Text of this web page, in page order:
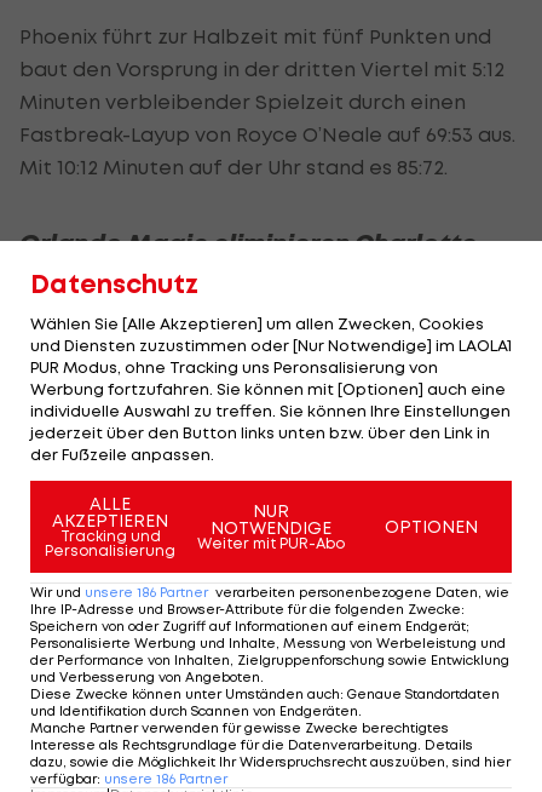
Phoenix führt zur Halbzeit mit fünf Punkten und
baut den Vorsprung in der dritten Viertel mit 5:12
Minuten verbleibender Spielzeit durch einen
Fastbreak-Layup von Royce O’Neale auf 69:53 aus.
Mit 10:12 Minuten auf der Uhr stand es 85:72.
Orlando Magic eliminieren Charlotte
Hornets
Paolo Banchero erzielt 25 Punkte und Orlando
baut in der ersten Halbzeit einen Vorsprung von
35 Punkten auf, um Charlotte in einem Play-in-
Spiel zu überrollen und sich für ein Erstrunden-
Playoff-Duell gegen die Detroit Pistons zu
qualifizieren.
Die Magic sichern sich den achten Platz in den
Playoffs und werden ihre Best-of-Seven-Serie am
Sonntag in Detroit beginnen.
LaMelo Ball erzielt 21 seiner 23 Punkte im dritten
Viertel für Charlotte.
Banchero erzielt 12 Punkte und Wendell Carter Jr.
steuert 10 bei, als die Hornets im ersten Viertel 5
Datenschutz
Wählen Sie [Alle Akzeptieren] um allen Zwecken, Cookies
und Diensten zuzustimmen oder [Nur Notwendige] im LAOLA1
PUR Modus, ohne Tracking uns Peronsalisierung von
Werbung fortzufahren. Sie können mit [Optionen] auch eine
individuelle Auswahl zu treffen. Sie können Ihre Einstellungen
jederzeit über den Button links unten bzw. über den Link in
der Fußzeile anpassen.
ALLE
AKZEPTIEREN
Tracking und
Personalisierung
NUR
NOTWENDIGE
Weiter mit PUR-Abo
OPTIONEN
Wir und unsere 186 Partner verarbeiten personenbezogene Daten, wie
Ihre IP-Adresse und Browser-Attribute für die folgenden Zwecke:
Speichern von oder Zugriff auf Informationen auf einem Endgerät;
Personalisierte Werbung und Inhalte, Messung von Werbeleistung und
der Performance von Inhalten, Zielgruppenforschung sowie Entwicklung
und Verbesserung von Angeboten
Diese Zwecke können unter Umständen auch: Genaue Standortdaten
und Identifikation durch Scannen von Endgeräten
Manche Partner verwenden für gewisse Zwecke berechtigtes
Interesse als Rechtsgrundlage für die Datenverarbeitung. Details
dazu, sowie die Möglichkeit Ihr Widerspruchsrecht auszuüben, sind hier
verfügbar: unsere 186 Partner